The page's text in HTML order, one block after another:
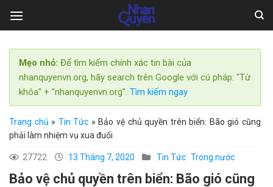
Mẹo nhỏ: Để tìm kiếm chính xác tin bài của
nhanquyenvn.org, hãy search trên Google với cú pháp: "Từ
khóa" + "nhanquyenvn.org". Tìm kiếm ngay
Trang chủ » Tin Tức » Bảo vệ chủ quyền trên biển: Bão gió cũng
phải làm nhiệm vụ xua đuổi
27722 13 Tháng 7, 2020 Tin Tức Trong nước
Bảo vệ chủ quyền trên biển: Bão gió cũng